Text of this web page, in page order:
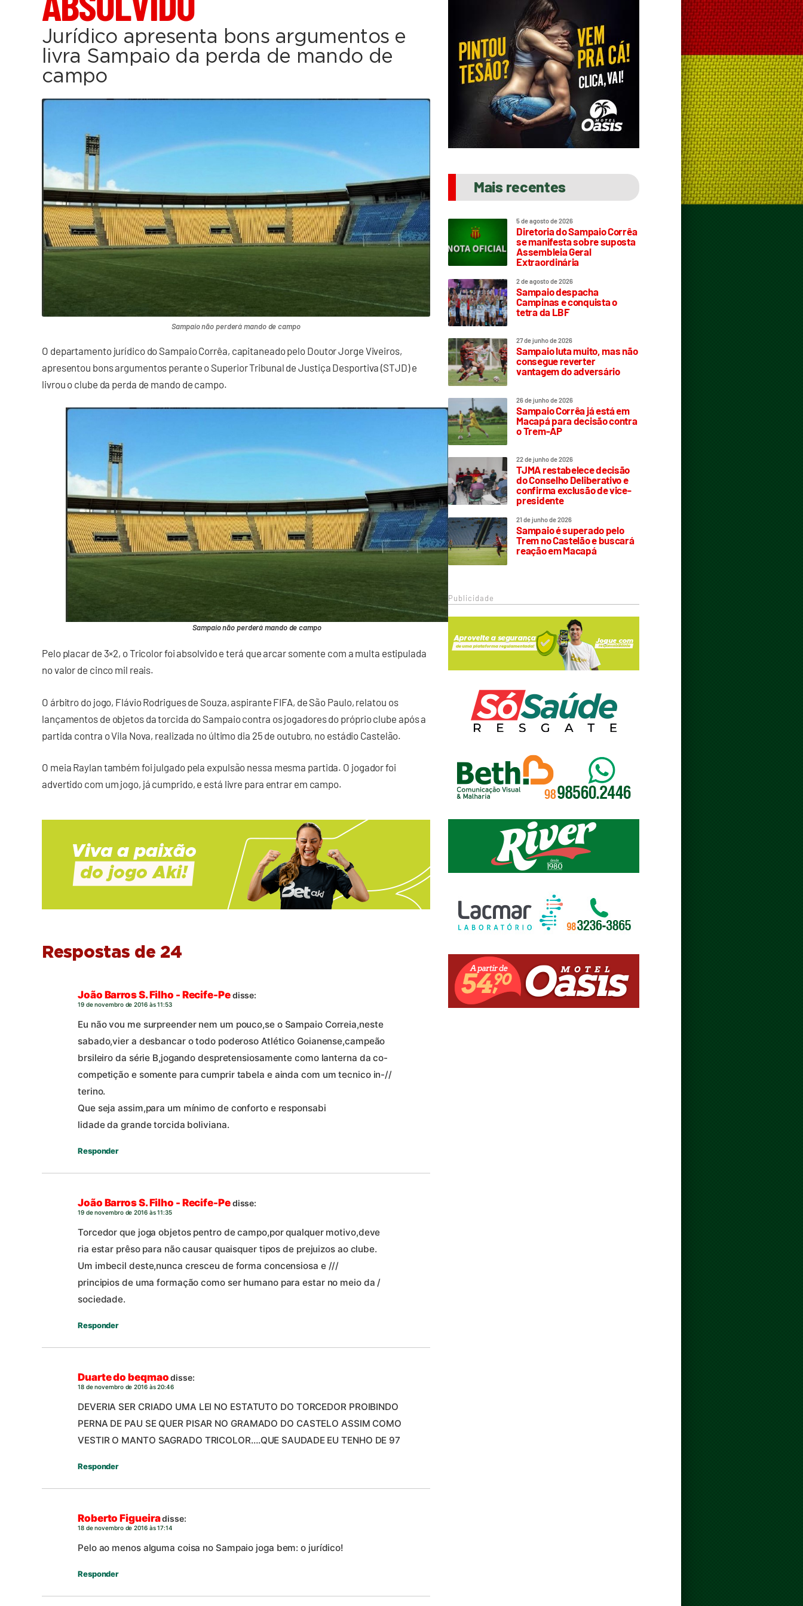
Jurídico apresenta bons argumentos e
livra Sampaio da perda de mando de
campo
Sampaio não perderá mando de campo
O departamento jurídico do Sampaio Corrêa, capitaneado pelo Doutor Jorge Viveiros,
apresentou bons argumentos perante o Superior Tribunal de Justiça Desportiva (STJD) e
livrou o clube da perda de mando de campo.
Sampaio não perderá mando de campo
Pelo placar de 3×2, o Tricolor foi absolvido e terá que arcar somente com a multa estipulada
no valor de cinco mil reais.
O árbitro do jogo, Flávio Rodrigues de Souza, aspirante FIFA, de São Paulo, relatou os
lançamentos de objetos da torcida do Sampaio contra os jogadores do próprio clube após a
partida contra o Vila Nova, realizada no último dia 25 de outubro, no estádio Castelão.
O meia Raylan também foi julgado pela expulsão nessa mesma partida. O jogador foi
advertido com um jogo, já cumprido, e está livre para entrar em campo.
Respostas de 24
João Barros S. Filho - Recife-Pedisse:
19 de novembro de 2016 às 11:53
Eu não vou me surpreender nem um pouco,se o Sampaio Correia,neste
sabado,vier a desbancar o todo poderoso Atlético Goianense,campeão
brsileiro da série B,jogando despretensiosamente como lanterna da co-
competição e somente para cumprir tabela e ainda com um tecnico in-//
terino.
Que seja assim,para um mínimo de conforto e responsabi
lidade da grande torcida boliviana.
Responder
João Barros S. Filho - Recife-Pedisse:
19 de novembro de 2016 às 11:35
Torcedor que joga objetos pentro de campo,por qualquer motivo,deve
ria estar prêso para não causar quaisquer tipos de prejuizos ao clube.
Um imbecil deste,nunca cresceu de forma concensiosa e ///
principios de uma formação como ser humano para estar no meio da /
sociedade.
Responder
Duarte do beqmaodisse:
18 de novembro de 2016 às 20:46
DEVERIA SER CRIADO UMA LEI NO ESTATUTO DO TORCEDOR PROIBINDO
PERNA DE PAU SE QUER PISAR NO GRAMADO DO CASTELO ASSIM COMO
VESTIR O MANTO SAGRADO TRICOLOR….QUE SAUDADE EU TENHO DE 97
Responder
Roberto Figueiradisse:
18 de novembro de 2016 às 17:14
Pelo ao menos alguma coisa no Sampaio joga bem: o jurídico!
Responder
Mais recentes
5 de agosto de 2026
Diretoria do Sampaio Corrêa
se manifesta sobre suposta
Assembleia Geral
Extraordinária
2 de agosto de 2026
Sampaio despacha
Campinas e conquista o
tetra da LBF
27 de junho de 2026
Sampaio luta muito, mas não
consegue reverter
vantagem do adversário
26 de junho de 2026
Sampaio Corrêa já está em
Macapá para decisão contra
o Trem-AP
22 de junho de 2026
TJMA restabelece decisão
do Conselho Deliberativo e
confirma exclusão de vice-
presidente
21 de junho de 2026
Sampaio é superado pelo
Trem no Castelão e buscará
reação em Macapá
Publicidade